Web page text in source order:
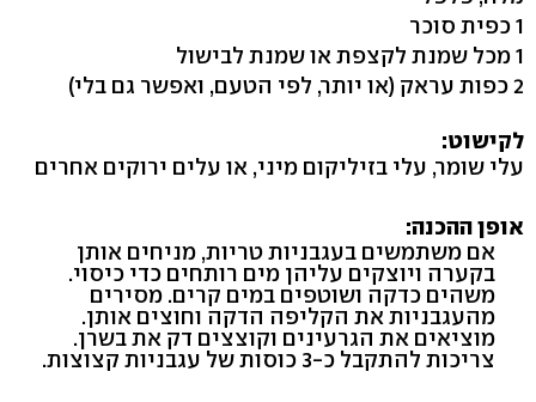
1 כפית סוכר
1 מכל שמנת לקצפת או שמנת לבישול
2 כפות עראק (או יותר, לפי הטעם, ואפשר גם בלי)
לקישוט:
עלי שומר, עלי בזיליקום מיני, או עלים ירוקים אחרים
אופן ההכנה:
אם משתמשים בעגבניות טריות, מניחים אותן
בקערה ויוצקים עליהן מים רותחים כדי כיסוי.
משהים כדקה ושוטפים במים קרים. מסירים
מהעגבניות את הקליפה הדקה וחוצים אותן.
מוציאים את הגרעינים וקוצצים דק את בשרן.
צריכות להתקבל כ-3 כוסות של עגבניות קצוצות.